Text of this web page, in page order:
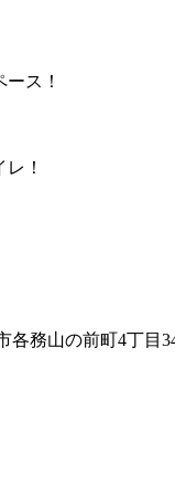
ス！
！
務山の前町4丁目